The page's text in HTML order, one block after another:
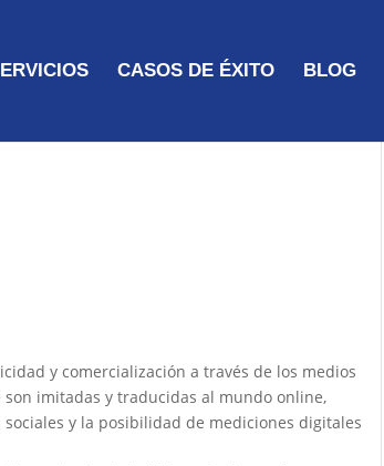
CASOS DE ÉXITO BLOG
y comercialización a través de los medios
imitadas y traducidas al mundo online,
y la posibilidad de mediciones digitales